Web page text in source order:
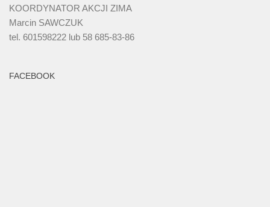
KOORDYNATOR AKCJI ZIMA
Marcin SAWCZUK
tel. 601598222 lub 58 685-83-86
FACEBOOK